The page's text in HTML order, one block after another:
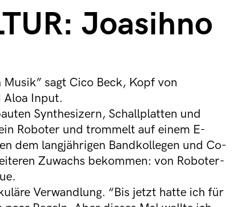
Joasihno
sagt Cico Beck, Kopf von
Aloa Input.
Synthesizern, Schallplatten und
Roboter und trommelt auf einem E-
dem langjährigen Bandkollegen und Co-
Zuwachs bekommen: von Roboter-
Verwandlung. “Bis jetzt hatte ich für